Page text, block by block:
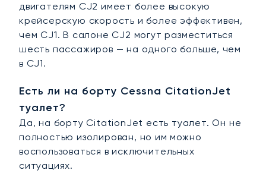
двигателям CJ2 имеет более высокую
крейсерскую скорость и более эффективен,
чем CJ1. В салоне CJ2 могут разместиться
шесть пассажиров — на одного больше, чем
в CJ1.
Есть ли на борту Cessna CitationJet
туалет?
Да, на борту CitationJet есть туалет. Он не
полностью изолирован, но им можно
воспользоваться в исключительных
ситуациях.